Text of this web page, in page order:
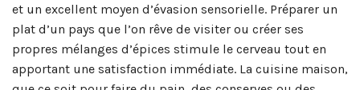
et un excellent moyen d’évasion sensorielle. Préparer un
plat d’un pays que l’on rêve de visiter ou créer ses
propres mélanges d’épices stimule le cerveau tout en
apportant une satisfaction immédiate. La cuisine maison,